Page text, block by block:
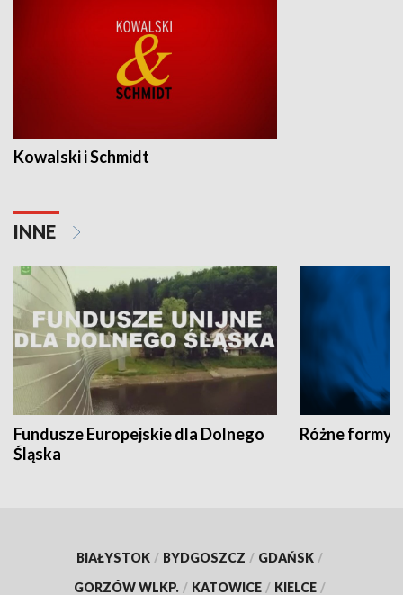
Kowalski i Schmidt
INNE
Fundusze Europejskie dla Dolnego
Śląska
Różne formy
BIAŁYSTOK / BYDGOSZCZ / GDAŃSK /
GORZÓW WLKP. / KATOWICE / KIELCE /